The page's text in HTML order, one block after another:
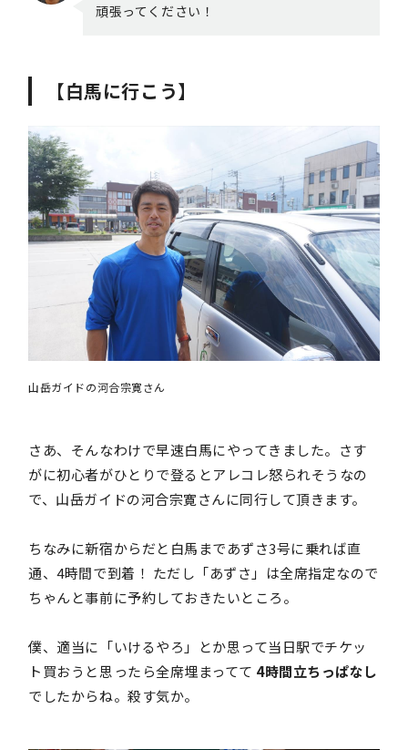
頑張ってください！
【白馬に行こう】
山岳ガイドの河合宗寛さん
さあ、そんなわけで早速白馬にやってきました。さす
がに初心者がひとりで登るとアレコレ怒られそうなの
で、山岳ガイドの河合宗寛さんに同行して頂きます。
ちなみに新宿からだと白馬まであずさ3号に乗れば直
通、4時間で到着！ ただし「あずさ」は全席指定なので
ちゃんと事前に予約しておきたいところ。
僕、適当に「いけるやろ」とか思って当日駅でチケッ
ト買おうと思ったら全席埋まってて 4時間立ちっぱなし
でしたからね。殺す気か。